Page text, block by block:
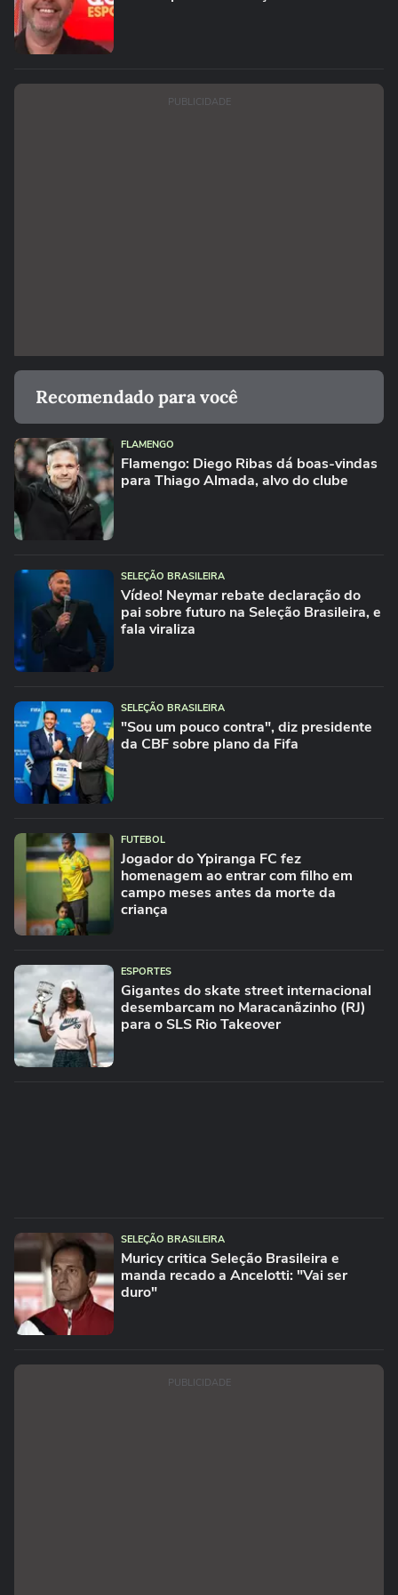
PUBLICIDADE
Recomendado para você
FLAMENGO
Flamengo: Diego Ribas dá boas-vindas
para Thiago Almada, alvo do clube
SELEÇÃO BRASILEIRA
Vídeo! Neymar rebate declaração do
pai sobre futuro na Seleção Brasileira, e
fala viraliza
SELEÇÃO BRASILEIRA
"Sou um pouco contra", diz presidente
da CBF sobre plano da Fifa
FUTEBOL
Jogador do Ypiranga FC fez
homenagem ao entrar com filho em
campo meses antes da morte da
criança
ESPORTES
Gigantes do skate street internacional
desembarcam no Maracanãzinho (RJ)
para o SLS Rio Takeover
SELEÇÃO BRASILEIRA
Muricy critica Seleção Brasileira e
manda recado a Ancelotti: "Vai ser
duro"
PUBLICIDADE